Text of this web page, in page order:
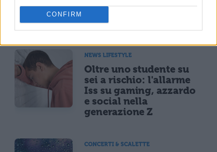
CONFIRM
dell'età
NEWS LIFESTYLE
Oltre uno studente su
sei a rischio: l'allarme
Iss su gaming, azzardo
e social nella
generazione Z
CONCERTI & SCALETTE